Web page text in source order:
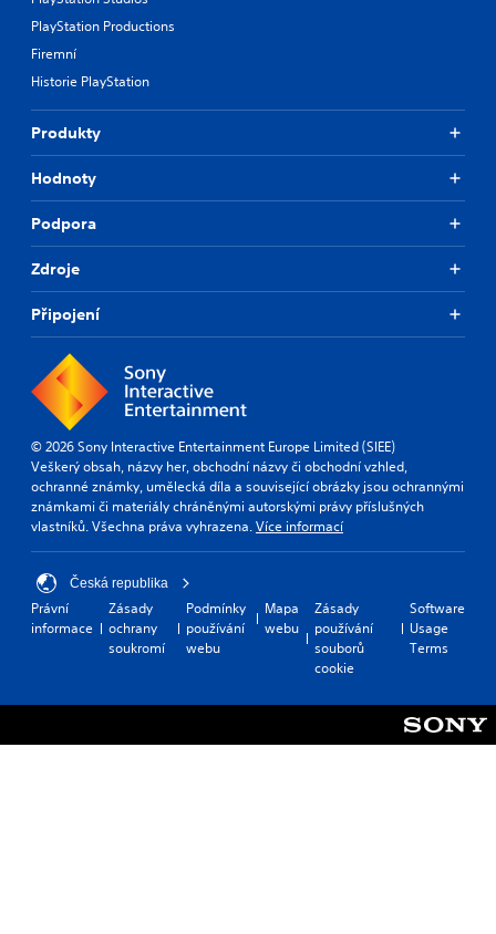
PlayStation Productions
Firemní
Historie PlayStation
Produkty
Hodnoty
Podpora
Zdroje
Připojení
© 2026 Sony Interactive Entertainment Europe Limited (SIEE)
Veškerý obsah, názvy her, obchodní názvy či obchodní vzhled,
ochranné známky, umělecká díla a související obrázky jsou ochrannými
známkami či materiály chráněnými autorskými právy příslušných
vlastníků. Všechna práva vyhrazena.Více informací
Česká republika
Právní
informace
Zásady
ochrany
soukromí
Podmínky
používání
webu
Mapa
webu
Zásady
používání
souborů
cookie
Software
Usage
Terms